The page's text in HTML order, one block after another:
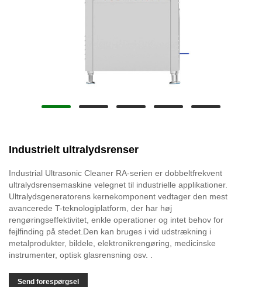
Industrielt ultralydsrenser
Industrial Ultrasonic Cleaner RA-serien er dobbeltfrekvent
ultralydsrensemaskine velegnet til industrielle applikationer.
Ultralydsgeneratorens kernekomponent vedtager den mest
avancerede T-teknologiplatform, der har høj
rengøringseffektivitet, enkle operationer og intet behov for
fejlfinding på stedet.Den kan bruges i vid udstrækning i
metalprodukter, bildele, elektronikrengøring, medicinske
instrumenter, optisk glasrensning osv. .
Send forespørgsel